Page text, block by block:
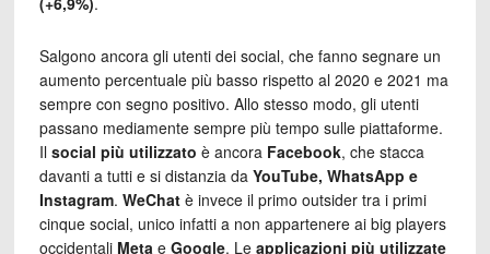
Salgono ancora gli utenti dei social, che fanno segnare un
aumento percentuale più basso rispetto al 2020 e 2021 ma
sempre con segno positivo. Allo stesso modo, gli utenti
passano mediamente sempre più tempo sulle piattaforme.
Il social più utilizzato è ancora Facebook, che stacca
davanti a tutti e si distanzia da YouTube, WhatsApp e
Instagram. WeChatè invece il primo outsider tra i primi
cinque social, unico infatti a non appartenere ai big players
occidentali Meta e Google. Le applicazioni più utilizzate